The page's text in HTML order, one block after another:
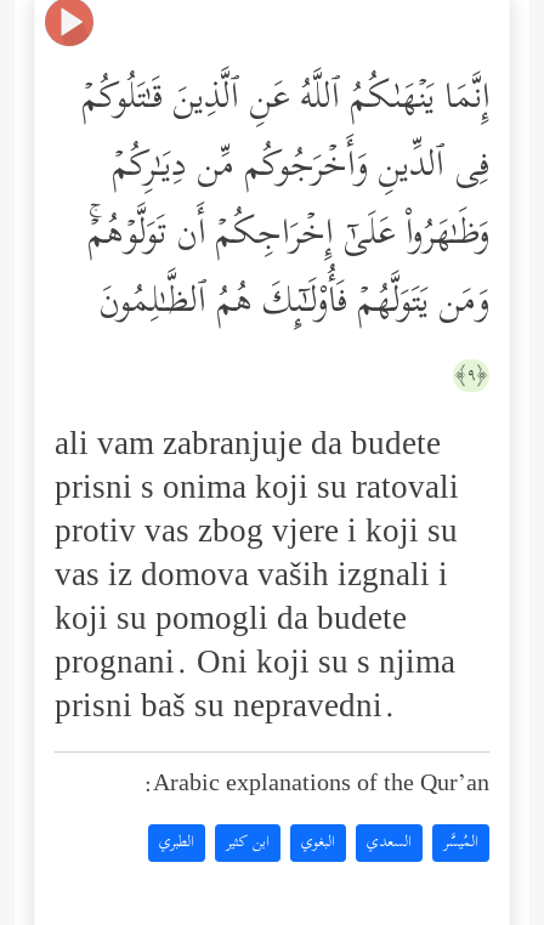
إِنَّمَا یَنۡهَىٰكُمُ ٱللَّهُ عَنِ ٱلَّذِینَ قَـٰتَلُوكُمۡ
فِی ٱلدِّینِ وَأَخۡرَجُوكُم مِّن دِیَـٰرِكُمۡ
وَظَـٰهَرُواْ عَلَىٰۤ إِخۡرَاجِكُمۡ أَن تَوَلَّوۡهُمۡۚ
وَمَن یَتَوَلَّهُمۡ فَأُوْلَـٰۤىِٕكَ هُمُ ٱلظَّـٰلِمُونَ
﴿٩﴾
ali vam zabranjuje da budete
prisni s onima koji su ratovali
protiv vas zbog vjere i koji su
vas iz domova vaših izgnali i
koji su pomogli da budete
prognani. Oni koji su s njima
prisni baš su nepravedni.
Arabic explanations of the Qur’an:
المُيسَّر السعدي البغوي ابن كثير الطبري